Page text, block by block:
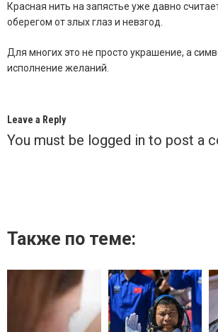
Красная нить на запястье уже давно
оберегом от злых глаз и невзгод.
Для многих это не просто украшение, а
исполнение желаний.
Leave a Reply
You must be logged in to post a
Также по теме: